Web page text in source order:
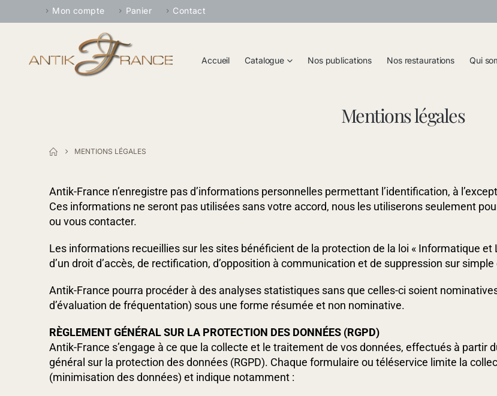
Mon compte Panier Contact
Accueil Catalogue Nos publications Nos restaurations Qui
Mentions légales
MENTIONS LÉGALES
Antik-France n’enregistre pas d’informations personnelles permettant l’identification, à
Ces informations ne seront pas utilisées sans votre accord, nous les utiliserons seulement
ou vous contacter.
Les informations recueillies sur les sites bénéficient de la protection de la loi « Informatique et
d’un droit d’accès, de rectification, d’opposition à communication et de suppression sur
Antik-France pourra procéder à des analyses statistiques sans que celles-ci soient
d’évaluation de fréquentation) sous une forme résumée et non nominative.
RÈGLEMENT GÉNÉRAL SUR LA PROTECTION DES DONNÉES (RGPD)
Antik-France s’engage à ce que la collecte et le traitement de vos données, effectués à
général sur la protection des données (RGPD). Chaque formulaire ou téléservice limite la
(minimisation des données) et indique notamment :